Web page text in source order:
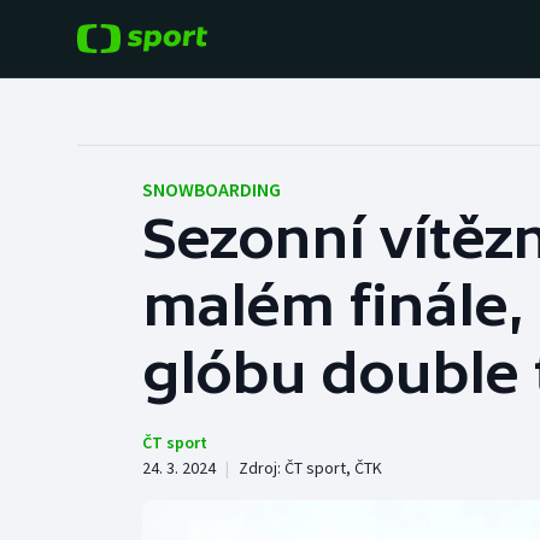
Hokej
Tenis
Atletika
Cyklistika
Baseball a softbal
Basketbal
Biatlon
SNOWBOARDING
Sezonní
malém
glóbu double
ČT sport
24. 3. 2024 | Zdroj: ČT sport, ČTK